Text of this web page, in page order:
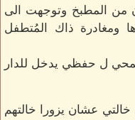
من المطبخ وتوجهت الى
ومغادرة ذاك المُتطفل
ل حفظي يدخل للدار
عشان يزورا خالتهم